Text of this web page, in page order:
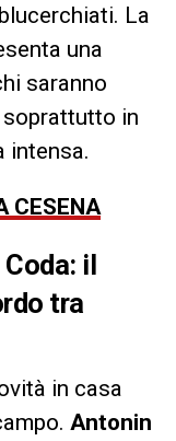
La
una
saranno
in
intensa.
CESENA
il
tra
in casa
Antonin